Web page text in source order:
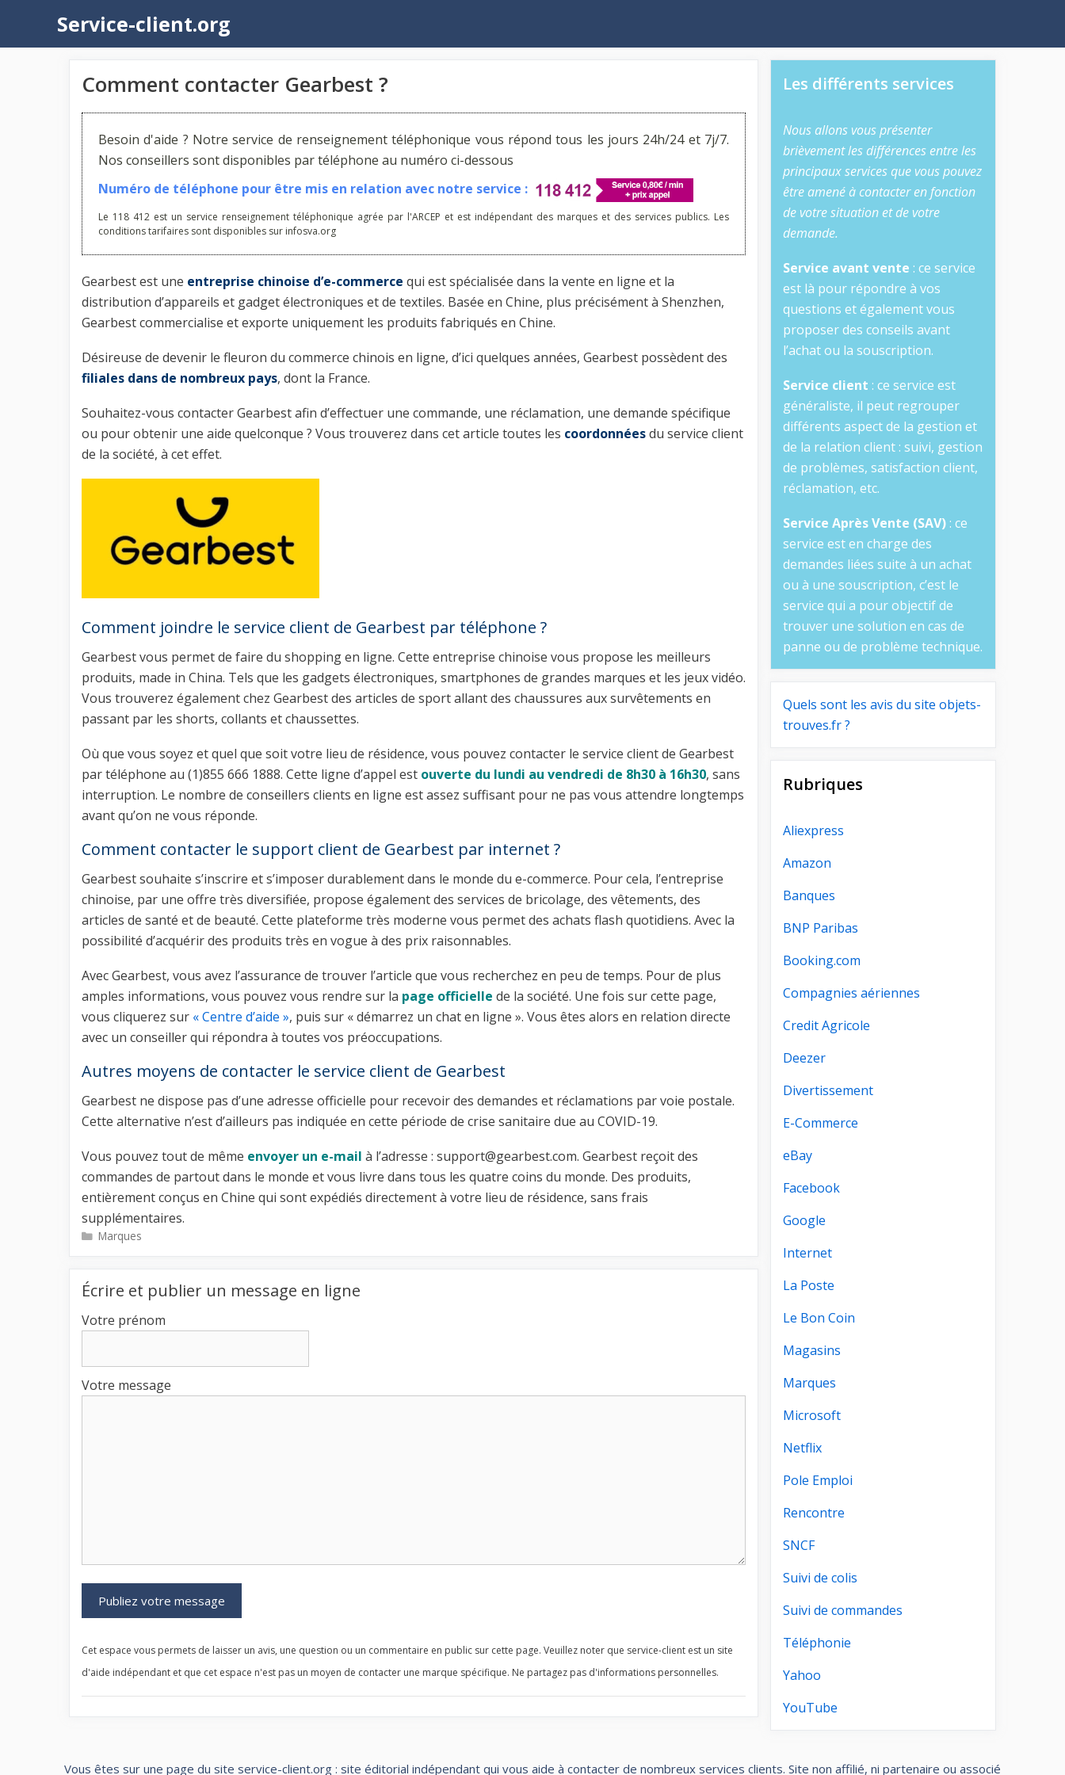
contenu
Service-client.org
Comment contacter Gearbest ?
Besoin d'aide ? Notre service de renseignement téléphonique vous répond tous les jours 24h/24 et 7j/7.
Nos conseillers sont disponibles par téléphone au numéro ci-dessous
Numéro de téléphone pour être mis en relation avec notre service :
Le 118 412 est un service renseignement téléphonique agrée par l'ARCEP et est indépendant des marques et des services publics. Les
conditions tarifaires sont disponibles sur infosva.org
Gearbest est une entreprise chinoise d’e-commerce qui est spécialisée dans la vente en ligne et la
distribution d’appareils et gadget électroniques et de textiles. Basée en Chine, plus précisément à Shenzhen,
Gearbest commercialise et exporte uniquement les produits fabriqués en Chine.
Désireuse de devenir le fleuron du commerce chinois en ligne, d’ici quelques années, Gearbest possèdent des
filiales dans de nombreux pays, dont la France.
Souhaitez-vous contacter Gearbest afin d’effectuer une commande, une réclamation, une demande spécifique
ou pour obtenir une aide quelconque ? Vous trouverez dans cet article toutes les coordonnéesdu service client
de la société, à cet effet.
Comment joindre le service client de Gearbest par téléphone ?
Gearbest vous permet de faire du shopping en ligne. Cette entreprise chinoise vous propose les meilleurs
produits, made in China. Tels que les gadgets électroniques, smartphones de grandes marques et les jeux vidéo.
Vous trouverez également chez Gearbest des articles de sport allant des chaussures aux survêtements en
passant par les shorts, collants et chaussettes.
Où que vous soyez et quel que soit votre lieu de résidence, vous pouvez contacter le service client de Gearbest
par téléphone au (1)855 666 1888. Cette ligne d’appel est ouverte du lundi au vendredi de 8h30 à 16h30, sans
interruption. Le nombre de conseillers clients en ligne est assez suffisant pour ne pas vous attendre longtemps
avant qu’on ne vous réponde.
Comment contacter le support client de Gearbest par internet ?
Gearbest souhaite s’inscrire et s’imposer durablement dans le monde du e-commerce. Pour cela, l’entreprise
chinoise, par une offre très diversifiée, propose également des services de bricolage, des vêtements, des
articles de santé et de beauté. Cette plateforme très moderne vous permet des achats flash quotidiens. Avec la
possibilité d’acquérir des produits très en vogue à des prix raisonnables.
Avec Gearbest, vous avez l’assurance de trouver l’article que vous recherchez en peu de temps. Pour de plus
amples informations, vous pouvez vous rendre sur la page officielle de la société. Une fois sur cette page,
vous cliquerez sur « Centre d’aide », puis sur « démarrez un chat en ligne ». Vous êtes alors en relation directe
avec un conseiller qui répondra à toutes vos préoccupations.
Autres moyens de contacter le service client de Gearbest
Gearbest ne dispose pas d’une adresse officielle pour recevoir des demandes et réclamations par voie postale.
Cette alternative n’est d’ailleurs pas indiquée en cette période de crise sanitaire due au COVID-19.
Vous pouvez tout de même envoyer un e-mail à l’adresse : support@gearbest.com. Gearbest reçoit des
commandes de partout dans le monde et vous livre dans tous les quatre coins du monde. Des produits,
entièrement conçus en Chine qui sont expédiés directement à votre lieu de résidence, sans frais
supplémentaires.
Catégories
Marques
Écrire et publier un message en ligne
Votre prénom
Votre message
Cet espace vous permets de laisser un avis, une question ou un commentaire en public sur cette page. Veuillez noter que service-client est un site
d'aide indépendant et que cet espace n'est pas un moyen de contacter une marque spécifique. Ne partagez pas d'informations personnelles.
Les différents services
Nous allons vous présenter
brièvement les différences entre les
principaux services que vous pouvez
être amené à contacter en fonction
de votre situation et de votre
demande.
Service avant vente : ce service
est là pour répondre à vos
questions et également vous
proposer des conseils avant
l’achat ou la souscription.
Service client : ce service est
généraliste, il peut regrouper
différents aspect de la gestion et
de la relation client : suivi, gestion
de problèmes, satisfaction client,
réclamation, etc.
Service Après Vente (SAV) : ce
service est en charge des
demandes liées suite à un achat
ou à une souscription, c’est le
service qui a pour objectif de
trouver une solution en cas de
panne ou de problème technique.
Quels sont les avis du site objets-
trouves.fr ?
Rubriques
Aliexpress
Amazon
Banques
BNP Paribas
Booking.com
Compagnies aériennes
Credit Agricole
Deezer
Divertissement
E-Commerce
eBay
Facebook
Google
Internet
La Poste
Le Bon Coin
Magasins
Marques
Microsoft
Netflix
Pole Emploi
Rencontre
SNCF
Suivi de colis
Suivi de commandes
Téléphonie
Yahoo
YouTube
Vous êtes sur une page du site service-client.org : site éditorial indépendant qui vous aide à contacter de nombreux services clients. Site non affilié, ni partenaire ou associé